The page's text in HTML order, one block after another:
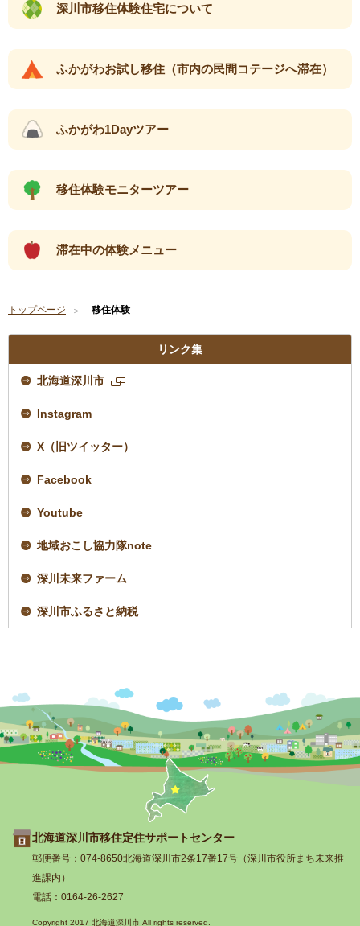
深川市移住体験住宅について
ふかがわお試し移住（市内の民間コテージへ滞在）
ふかがわ1Dayツアー
移住体験モニターツアー
滞在中の体験メニュー
トップページ 移住体験
リンク集
北海道深川市
ー
ジ
ま
Instagram
X（旧ツイッター）
Facebook
Youtube
地域おこし協力隊note
深川未来ファーム
深川市ふるさと納税
トップページへ戻
る
北海道深川市移住定住サポートセンター
郵便番号：074-8650北海道深川市2条17番17号（深川市役所まち未来推
進課内）
電話：0164-26-2627
Copyright 2017 北海道深川市 All rights reserved.